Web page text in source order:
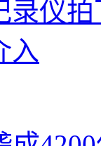
录仪
入